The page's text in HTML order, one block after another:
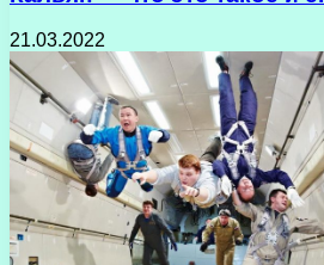
21.03.2022